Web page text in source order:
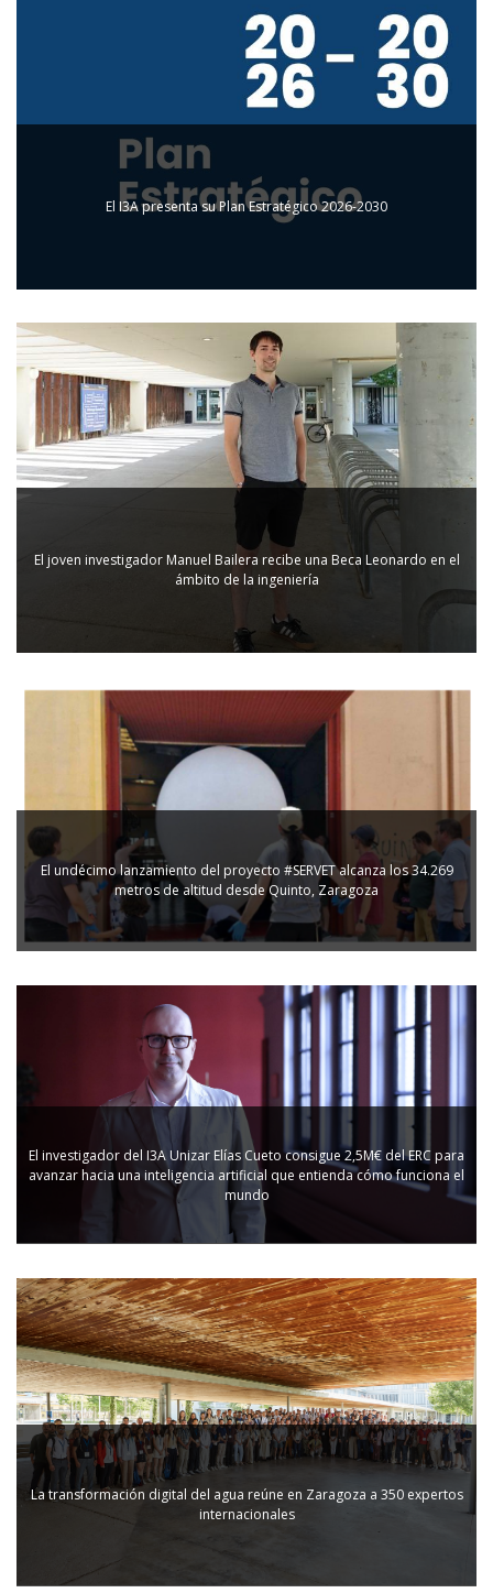
El I3A presenta su Plan Estratégico 2026-2030
El joven investigador Manuel Bailera recibe una Beca Leonardo en el
ámbito de la ingeniería
El undécimo lanzamiento del proyecto #SERVET alcanza los 34.269
metros de altitud desde Quinto, Zaragoza
El investigador del I3A Unizar Elías Cueto consigue 2,5M€ del ERC para
avanzar hacia una inteligencia artificial que entienda cómo funciona el
mundo
La transformación digital del agua reúne en Zaragoza a 350 expertos
internacionales